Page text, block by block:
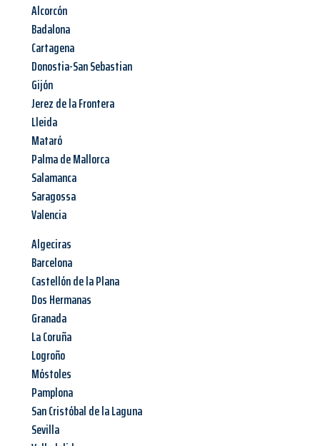
Alcorcón
Badalona
Cartagena
Donostia-San Sebastian
Gijón
Jerez de la Frontera
Lleida
Mataró
Palma de Mallorca
Salamanca
Saragossa
Valencia
Algeciras
Barcelona
Castellón de la Plana
Dos Hermanas
Granada
La Coruña
Logroño
Móstoles
Pamplona
San Cristóbal de la Laguna
Sevilla